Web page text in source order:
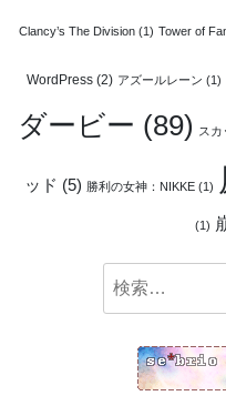
Clancy’s The Division (1) Tower of
WordPress(2) アズールレーン (1)
ダービー (89) スカ
ッド (5) 勝利の女神：NIKKE (1)
(1)